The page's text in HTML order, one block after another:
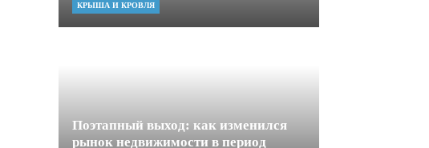
КРЫША И КРОВЛЯ
Поэтапный выход: как изменился
рынок недвижимости в период